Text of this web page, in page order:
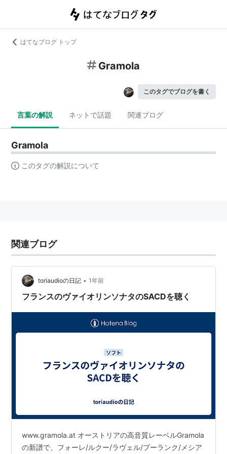
はてなブログ トップ
Gramola
このタグでブログを書く
言葉の解説 ネットで話題 関連ブログ
Gramola
このタグの解説について
関連ブログ
toriaudioの日記 • 1年前
フランスのヴァイオリンソナタのSACDを聴く
www.gramola.at オーストリアの高音質レーベルGramola
の新譜で、フォーレ/ルクー/ラヴェル/プーランク/メシア